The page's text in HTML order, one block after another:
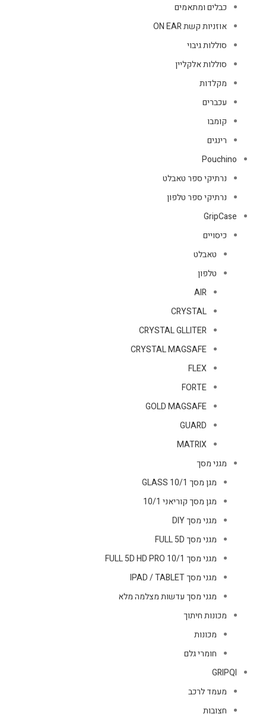
כבלים ומתאמים
אוזניות קשת ON EAR
סוללות גיבוי
סוללות אלקליין
מקלדות
עכברים
קומבו
רינגים
Pouchino
נרתיקי ספר טאבלט
נרתיקי ספר טלפון
GripCase
כיסויים
טאבלט
טלפון
AIR
CRYSTAL
CRYSTAL GLLITER
CRYSTAL MAGSAFE
FLEX
FORTE
GOLD MAGSAFE
GUARD
MATRIX
מגני מסך
מגן מסך GLASS 10/1
מגן מסך קוריאני 10/1
מגני מסך DIY
מגני מסך FULL 5D
מגני מסך FULL 5D HD PRO 10/1
מגני מסך IPAD / TABLET
מגני מסך עדשות מצלמה מלא
מכונות חיתוך
מכונות
חומרי גלם
GRIPQI
מעמד לרכב
חצובות